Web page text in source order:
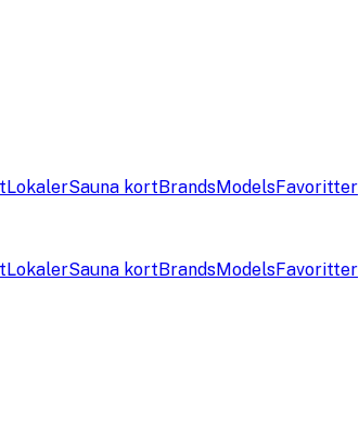
LokalerSauna kortBrandsModelsFavoritter
LokalerSauna kortBrandsModelsFavoritter